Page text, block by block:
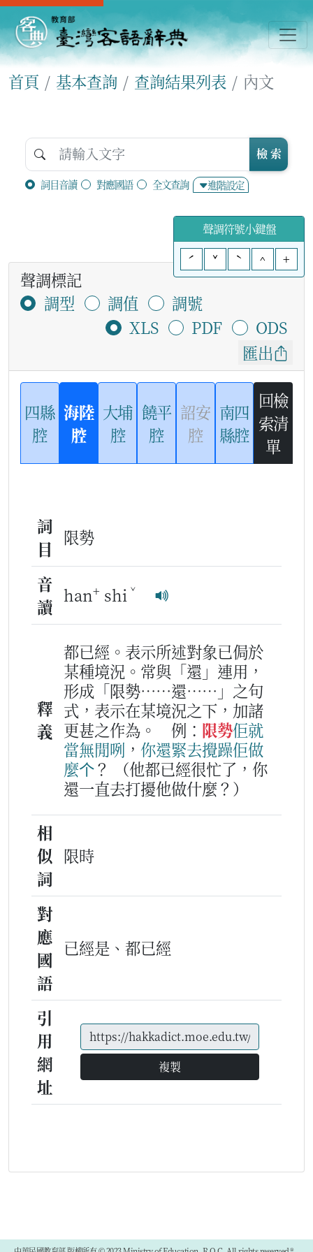
首頁 基本查詢 查詢結果列表 內文
詞目音讀 對應國語 全文查詢 進階設定
檢 索
聲調符號小鍵盤
ˊ
ˇ ˋ ^ +
聲調標記
調型
調值
調號
XLS
PDF
ODS
匯出
四縣
腔
海陸
腔
大埔
腔
饒平
腔
詔安
腔
南四
縣腔
回檢
索清
單
詞
目
限勢
音
讀
han+ shi ˇ
釋
義
都已經。表示所述對象已侷於
某種境況。常與「還」連用，
形成「限勢……還……」之句
式，表示在某境況之下，加諸
更甚之作為。
例： 限勢佢就
當無閒咧 ， 你還緊去攪躁佢做
麼个？
（他都已經很忙了，你
還一直去打擾他做什麼？）
相
似
詞
限時
對
應
國
語
已經是、都已經
引
用
網
址
複製